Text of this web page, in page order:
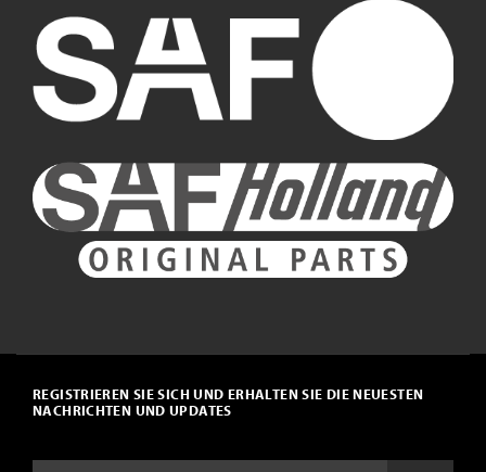
REGISTRIEREN SIE SICH UND ERHALTEN SIE DIE NEUESTEN
NACHRICHTEN UND UPDATES